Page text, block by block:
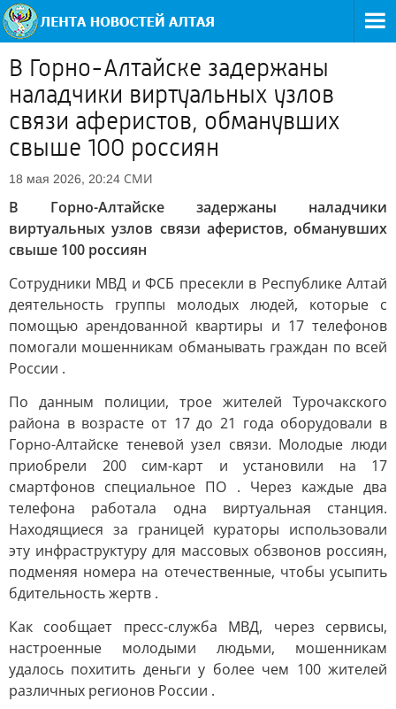
В Горно-Алтайске задержаны
наладчики виртуальных узлов
связи аферистов, обманувших
свыше 100 россиян
18 мая 2026, 20:24 СМИ
В Горно-Алтайске задержаны наладчики
виртуальных узлов связи аферистов, обманувших
свыше 100 россиян
Сотрудники МВД и ФСБ пресекли в Республике Алтай
деятельность группы молодых людей, которые с
помощью арендованной квартиры и 17 телефонов
помогали мошенникам обманывать граждан по всей
России .
По данным полиции, трое жителей Турочакского
района в возрасте от 17 до 21 года оборудовали в
Горно-Алтайске теневой узел связи. Молодые люди
приобрели 200 сим-карт и установили на 17
смартфонов специальное ПО . Через каждые два
телефона работала одна виртуальная станция.
Находящиеся за границей кураторы использовали
эту инфраструктуру для массовых обзвонов россиян,
подменяя номера на отечественные, чтобы усыпить
бдительность жертв .
Как сообщает пресс-служба МВД, через сервисы,
настроенные молодыми людьми, мошенникам
удалось похитить деньги у более чем 100 жителей
различных регионов России .